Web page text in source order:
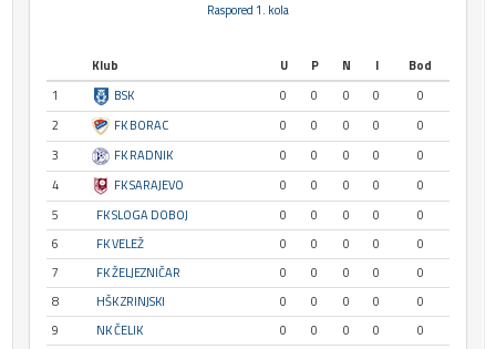
Raspored 1. kola
Klub U P N I
Bod
1
BSK 0 0 0 0
0
2
FK BORAC 0 0 0 0
0
3
FK RADNIK 0 0 0 0
0
4
FK SARAJEVO 0 0 0 0
0
5
FK SLOGA DOBOJ 0 0 0 0
0
6
FK VELEŽ 0 0 0 0
0
7
FK ŽELJEZNIČAR 0 0 0 0
0
8
HŠK ZRINJSKI 0 0 0 0
0
9
NK ČELIK 0 0 0 0
0